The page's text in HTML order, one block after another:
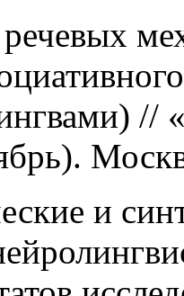
//
и